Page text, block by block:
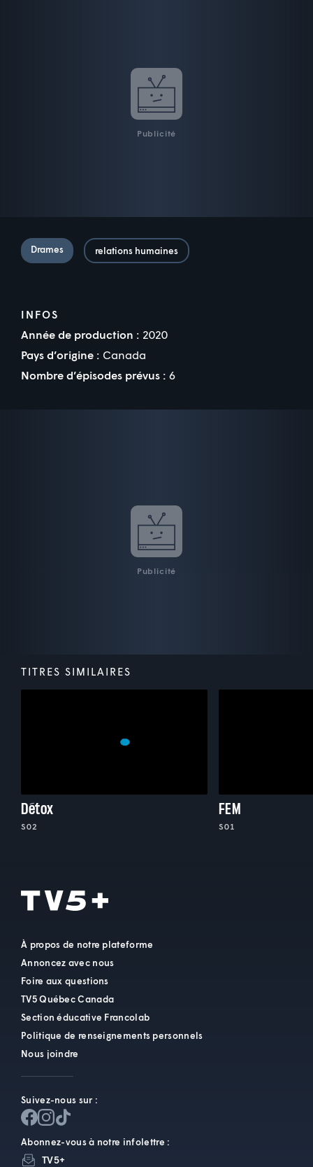
Publicité
Drames relations humaines
INFOS
Année de production : 2020
Pays d’origine : Canada
Nombre d’épisodes prévus : 6
Publicité
TITRES SIMILAIRES
Détox
S02
FEM
S01
À propos de notre plateforme
Annoncez avec nous
Foire aux questions
TV5 Québec Canada
Section éducative Francolab
Politique de renseignements personnels
Nous joindre
Suivez-nous sur :
Abonnez-vous à notre infolettre :
TV5+